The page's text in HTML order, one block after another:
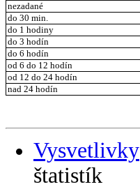
nezadané
do 30 min.
do 1 hodiny
do 3 hodín
do 6 hodín
od 6 do 12 hodín
od 12 do 24 hodín
nad 24 hodín
Vysvetlivky
štatistík